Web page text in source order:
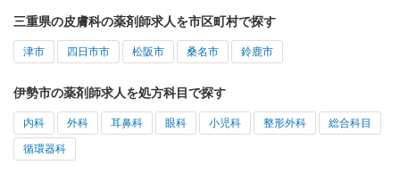
三重県の皮膚科の薬剤師求人を市区町村で探す
津市 四日市市 松阪市 桑名市 鈴鹿市
伊勢市の薬剤師求人を処方科目で探す
内科 外科 耳鼻科 眼科 小児科 整形外科 総合科目
循環器科